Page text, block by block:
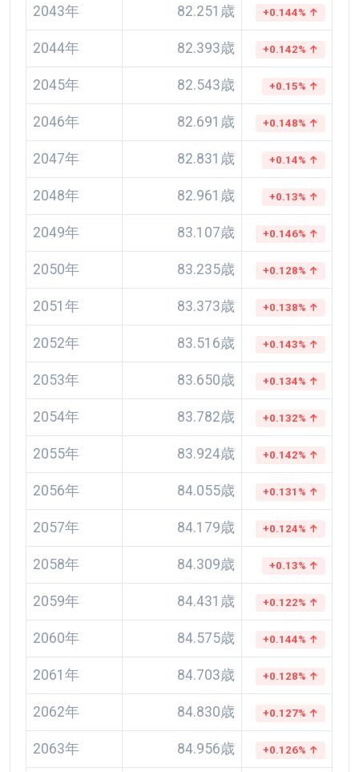
2043年 82.251歳 +0.144% ↑
2044年 82.393歳 +0.142% ↑
2045年 82.543歳 +0.15% ↑
2046年 82.691歳 +0.148% ↑
2047年 82.831歳 +0.14% ↑
2048年 82.961歳 +0.13% ↑
2049年 83.107歳 +0.146% ↑
2050年 83.235歳 +0.128% ↑
2051年 83.373歳 +0.138% ↑
2052年 83.516歳 +0.143% ↑
2053年 83.650歳 +0.134% ↑
2054年 83.782歳 +0.132% ↑
2055年 83.924歳 +0.142% ↑
2056年 84.055歳 +0.131% ↑
2057年 84.179歳 +0.124% ↑
2058年 84.309歳 +0.13% ↑
2059年 84.431歳 +0.122% ↑
2060年 84.575歳 +0.144% ↑
2061年 84.703歳 +0.128% ↑
2062年 84.830歳 +0.127% ↑
2063年 84.956歳 +0.126% ↑